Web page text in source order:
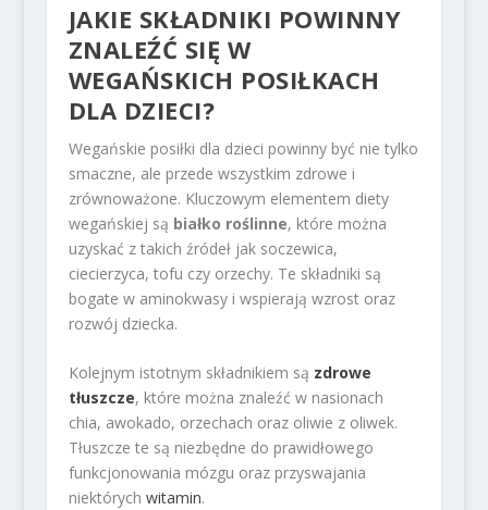
JAKIE SKŁADNIKI POWINNY
ZNALEŹĆ SIĘ W
WEGAŃSKICH POSIŁKACH
DLA DZIECI?
Wegańskie posiłki dla dzieci powinny być nie tylko
smaczne, ale przede wszystkim zdrowe i
zrównoważone. Kluczowym elementem diety
wegańskiej są białko roślinne, które można
uzyskać z takich źródeł jak soczewica,
ciecierzyca, tofu czy orzechy. Te składniki są
bogate w aminokwasy i wspierają wzrost oraz
rozwój dziecka.
Kolejnym istotnym składnikiem są zdrowe
tłuszcze, które można znaleźć w nasionach
chia, awokado, orzechach oraz oliwie z oliwek.
Tłuszcze te są niezbędne do prawidłowego
funkcjonowania mózgu oraz przyswajania
niektórych witamin.